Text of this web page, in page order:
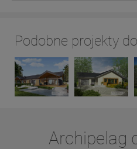
Podobne projekty
Archipelag